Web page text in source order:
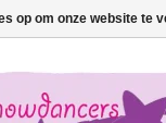
op om onze website te